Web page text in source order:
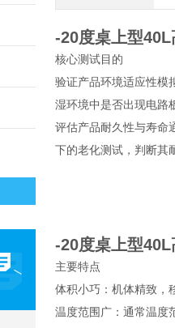
-20度桌上型
核心测试目的
验证产品环境适应性模
湿环境中是否出现电路
评估产品耐久性与寿命
下的老化测试，判断其
-20度桌上型
主要特点
体积小巧：机体精致，
温度范围广：通常温度